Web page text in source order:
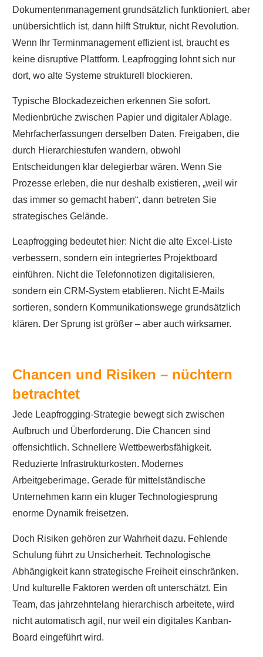
Dokumentenmanagement grundsätzlich funktioniert, aber
unübersichtlich ist, dann hilft Struktur, nicht Revolution.
Wenn Ihr Terminmanagement effizient ist, braucht es
keine disruptive Plattform. Leapfrogging lohnt sich nur
dort, wo alte Systeme strukturell blockieren.
Typische Blockadezeichen erkennen Sie sofort.
Medienbrüche zwischen Papier und digitaler Ablage.
Mehrfacherfassungen derselben Daten. Freigaben, die
durch Hierarchiestufen wandern, obwohl
Entscheidungen klar delegierbar wären. Wenn Sie
Prozesse erleben, die nur deshalb existieren, „weil wir
das immer so gemacht haben“, dann betreten Sie
strategisches Gelände.
Leapfrogging bedeutet hier: Nicht die alte Excel-Liste
verbessern, sondern ein integriertes Projektboard
einführen. Nicht die Telefonnotizen digitalisieren,
sondern ein CRM-System etablieren. Nicht E-Mails
sortieren, sondern Kommunikationswege grundsätzlich
klären. Der Sprung ist größer – aber auch wirksamer.
Chancen und Risiken – nüchtern
betrachtet
Jede Leapfrogging-Strategie bewegt sich zwischen
Aufbruch und Überforderung. Die Chancen sind
offensichtlich. Schnellere Wettbewerbsfähigkeit.
Reduzierte Infrastrukturkosten. Modernes
Arbeitgeberimage. Gerade für mittelständische
Unternehmen kann ein kluger Technologiesprung
enorme Dynamik freisetzen.
Doch Risiken gehören zur Wahrheit dazu. Fehlende
Schulung führt zu Unsicherheit. Technologische
Abhängigkeit kann strategische Freiheit einschränken.
Und kulturelle Faktoren werden oft unterschätzt. Ein
Team, das jahrzehntelang hierarchisch arbeitete, wird
nicht automatisch agil, nur weil ein digitales Kanban-
Board eingeführt wird.